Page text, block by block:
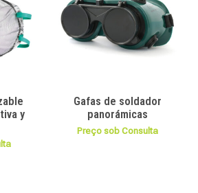
y
Gafas de soldador
panorámicas
Preço sob Consulta